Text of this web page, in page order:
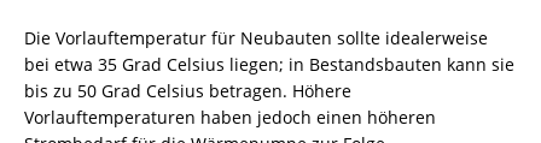
Die Vorlauftemperatur für Neubauten sollte idealerweise
bei etwa 35 Grad Celsius liegen; in Bestandsbauten kann sie
bis zu 50 Grad Celsius betragen. Höhere
Vorlauftemperaturen haben jedoch einen höheren